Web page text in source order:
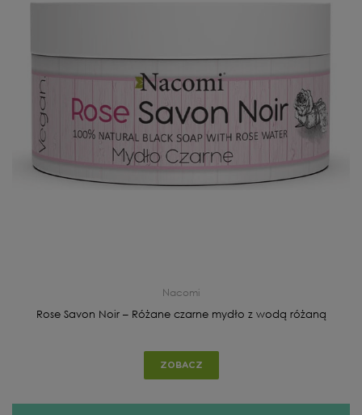
Nacomi
Rose Savon Noir – Różane czarne mydło z wodą różaną
ZOBACZ